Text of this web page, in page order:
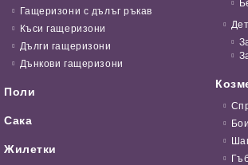
Гащеризони с дълъг ръкав
Къси гащеризони
Дълги гащеризони
Дънкови гащеризони
Поли
Сака
Жилетки